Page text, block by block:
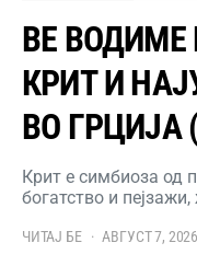
ВЕ
КРИТ И
ВО ГРЦИЈА
Крит е симбиоза од
богатство и
ЧИТАЈ БЕ АВГУСТ 7, 2026